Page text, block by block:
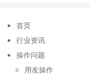
首页
行业资讯
操作问题
用友操作